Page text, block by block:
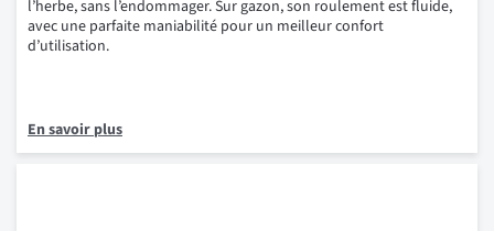
l’herbe, sans l’endommager.Sur gazon, son roulement est fluide,
avec une parfaite maniabilité pour un meilleur confort
d’utilisation.
En savoir plus